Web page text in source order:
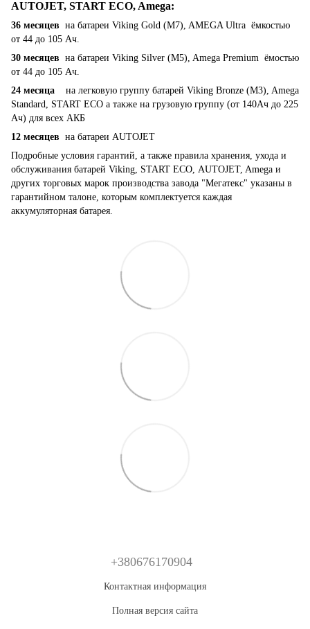
AUTOJET, START ECO, Amega:
36 месяцев на батареи Viking Gold (M7), AMEGA Ultra ёмкостью
от 44 до 105 Ач.
30 месяцев на батареи Viking Silver (M5), Amega Premium ёмостью
от 44 до 105 Ач.
24 месяца на легковую группу батарей Viking Bronze (M3), Amega
Standard, START ECO а также на грузовую группу (от 140Ач до 225
Ач) для всех АКБ
12 месяцев на батареи AUTOJET
Подробные условия гарантий, а также правила хранения, ухода и
обслуживания батарей Viking, START ECO, AUTOJET, Amega и
других торговых марок производства завода "Мегатекс" указаны в
гарантийном талоне, которым комплектуется каждая
аккумуляторная батарея.
+380676170904
Контактная информация
Полная версия сайта